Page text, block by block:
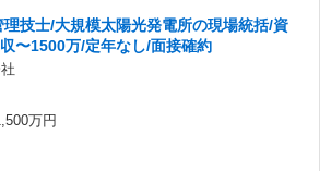
技士/大規模太陽光発電所の現場統括/資
〜1500万/定年なし/面接確約
万円